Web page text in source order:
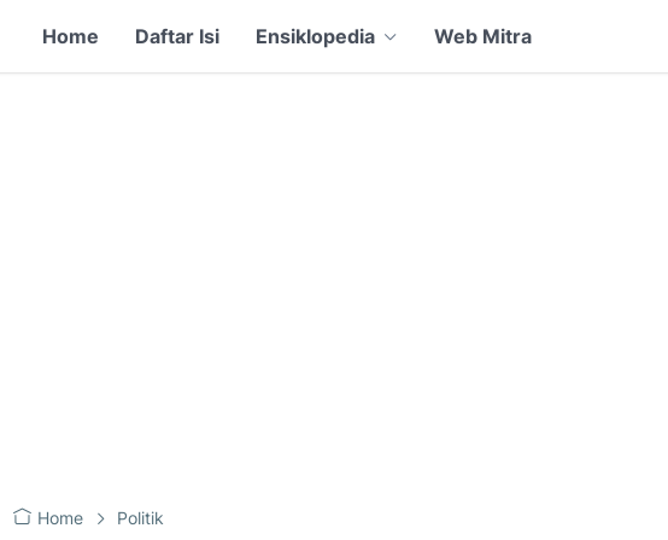
Home Daftar Isi Ensiklopedia Web Mitra
Home Politik